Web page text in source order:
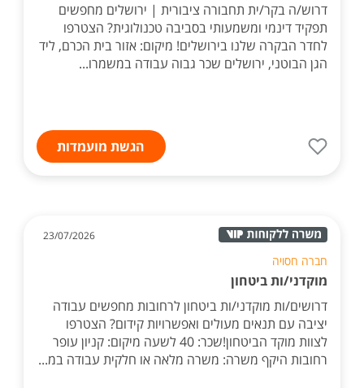
דרוש/ה בקר/ית תחבורה ציבורית | ירושלים מחפשים
תפקיד דינמי ומשמעותי בסביבה טכנולוגית? הצטרפו
לחדר הבקרה שלנו בירושלים! מיקום: אזור בית הכרם, ליד
הגן הבוטני, ירושלים שכר גבוה עבודה במשמרו...
הגשת מועמדות
23/07/2026
חברה חסויה
מוקדני/ות ביטחון
דרושים/ות מוקדני/ות ביטחון לרחובות מחפשים עבודה
יציבה עם תנאים מעולים ואפשרויות קידום? הצטרפו
לצוות מוקד הביטחון!שכר: 40 לשעה מיקום: קניון עופר
רחובות היקף משרה: משרה מלאה או חלקית עבודה במ...